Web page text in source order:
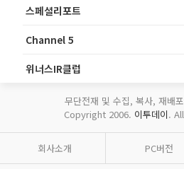
스페셜리포트
Channel 5
위너스IR클럽
무단전재 및 수집, 복사, 재배
Copyright 2006. 이투데이.
회사소개 PC버전